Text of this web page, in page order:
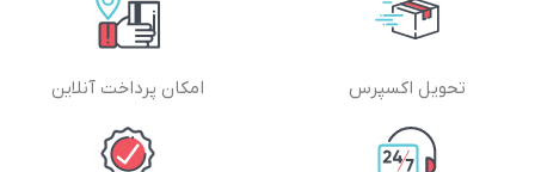
تحویل اکسپرس امکان پرداخت آنلاین